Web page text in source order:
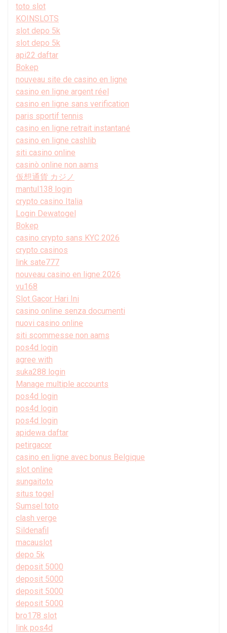
toto slot
KOINSLOTS
slot depo 5k
slot depo 5k
api22 daftar
Bokep
nouveau site de casino en ligne
casino en ligne argent réel
casino en ligne sans verification
paris sportif tennis
casino en ligne retrait instantané
casino en ligne cashlib
siti casino online
casinò online non aams
仮想通貨 カジノ
mantul138 login
crypto casino Italia
Login Dewatogel
Bokep
casino crypto sans KYC 2026
crypto casinos
link sate777
nouveau casino en ligne 2026
vu168
Slot Gacor Hari Ini
casino online senza documenti
nuovi casino online
siti scommesse non aams
pos4d login
agree with
suka288 login
Manage multiple accounts
pos4d login
pos4d login
pos4d login
apidewa daftar
petirgacor
casino en ligne avec bonus Belgique
slot online
sungaitoto
situs togel
Sumsel toto
clash verge
Sildenafil
macauslot
depo 5k
deposit 5000
deposit 5000
deposit 5000
deposit 5000
bro178 slot
link pos4d